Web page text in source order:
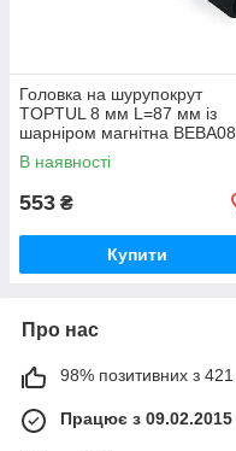
Головка на шурупокрут
TOPTUL 8 мм L=87 мм із
шарніром магнітна
В наявності
553 ₴
Купити
Про нас
98% позитивних з 421
Працює з 09.02.2015